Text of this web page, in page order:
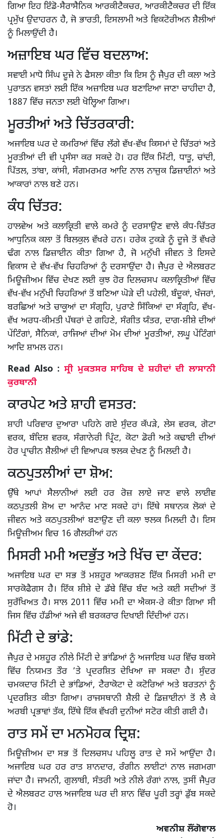
ਗਿਆ ਇਹ ਇੰਡੋ-ਸੈਰਾਸੈਨਿਕ ਆਰਕੀਟੈਕਚਰ, ਆਰਕੀਟੈਕਚਰ ਦੀ ਇੱਕ
ਪ੍ਰਮੁੱਖ ਉਦਾਹਰਨ ਹੈ, ਜੋ ਭਾਰਤੀ, ਇਸਲਾਮੀ ਅਤੇ ਵਿਕਟੋਰੀਅਨ ਸ਼ੈਲੀਆਂ
ਨੂੰ ਮਿਲਾਉਂਦੀ ਹੈ।
ਅਜ਼ਾਇਬ ਘਰ ਵਿੱਚ ਬਦਲਾਅ:
ਸਵਾਈ ਮਾਧੋ ਸਿੰਘ ਦੂਜੇ ਨੇ ਫੈਸਲਾ ਕੀਤਾ ਕਿ ਇਸ ਨੂੰ ਜੈਪੁਰ ਦੀ ਕਲਾ ਅਤੇ
ਪੁਰਾਤਨ ਵਸਤਾਂ ਲਈ ਇੱਕ ਅਜ਼ਾਇਬ ਘਰ ਬਣਾਇਆ ਜਾਣਾ ਚਾਹੀਦਾ ਹੈ,
1887 ਵਿੱਚ ਜਨਤਾ ਲਈ ਖੋਲ੍ਹਿਆ ਗਿਆ।
ਮੂਰਤੀਆਂ ਅਤੇ ਚਿੱਤਰਕਾਰੀ:
ਅਜਾਇਬ ਘਰ ਦੇ ਕਮਰਿਆਂ ਵਿੱਚ ਲੱਗੇ ਵੱਖ-ਵੱਖ ਕਿਸਮਾਂ ਦੇ ਚਿੱਤਰਾਂ ਅਤੇ
ਮੂਰਤੀਆਂ ਦੀ ਵੀ ਪ੍ਰਸੰਸਾ ਕਰ ਸਕਦੇ ਹੋ। ਹਰ ਇੱਕ ਮਿੱਟੀ, ਧਾਤੂ, ਚਾਂਦੀ,
ਪਿੱਤਲ, ਤਾਂਬਾ, ਕਾਂਸੀ, ਸੰਗਮਰਮਰ ਆਦਿ ਨਾਲ ਨਾਜ਼ੁਕ ਡਿਜ਼ਾਈਨਾਂ ਅਤੇ
ਆਕਾਰਾਂ ਨਾਲ ਬਣੇ ਹਨ।
ਕੰਧ ਚਿੱਤਰ:
ਹਾਲਵੇਅ ਅਤੇ ਕਲਾਕ੍ਰਿਤੀ ਵਾਲੇ ਕਮਰੇ ਨੂੰ ਦਰਸਾਉਣ ਵਾਲੇ ਕੰਧ-ਚਿੱਤਰ
ਆਧੁਨਿਕ ਕਲਾ ਤੋਂ ਬਿਲਕੁਲ ਵੱਖਰੇ ਹਨ। ਹਰੇਕ ਟੁਕੜੇ ਨੂੰ ਦੂਜੇ ਤੋਂ ਵੱਖਰੇ
ਢੰਗ ਨਾਲ ਡਿਜ਼ਾਈਨ ਕੀਤਾ ਗਿਆ ਹੈ, ਜੋ ਮਨੁੱਖੀ ਜੀਵਨ ਤੇ ਇਸਦੇ
ਵਿਕਾਸ ਦੇ ਵੱਖ-ਵੱਖ ਚਿਹਰਿਆਂ ਨੂੰ ਦਰਸਾਉਂਦਾ ਹੈ। ਜੈਪੁਰ ਦੇ ਐਲਬਰਟ
ਮਿਊਜ਼ੀਅਮ ਵਿੱਚ ਦੇਖਣ ਲਈ ਕੁਝ ਹੋਰ ਦਿਲਚਸਪ ਕਲਾਕ੍ਰਿਤੀਆਂ ਵਿੱਚ
ਵੱਖ-ਵੱਖ ਮਨੁੱਖੀ ਚਿਹਰਿਆਂ ਤੋਂ ਬਣਿਆ ਘੋੜੇ ਦੀ ਪਹੇਲੀ, ਬੰਦੂਕਾਂ, ਖੰਜਰਾਂ,
ਬਰਛਿਆਂ ਅਤੇ ਚਾਕੂਆਂ ਦਾ ਸੰਗ੍ਰਹਿ, ਪੁਰਾਣੇ ਸਿੱਕਿਆਂ ਦਾ ਸੰਗ੍ਰਹਿ, ਵੱਖ-
ਵੱਖ ਅਰਧ-ਕੀਮਤੀ ਪੱਥਰਾਂ ਦੇ ਗਹਿਣੇ, ਸੰਗੀਤ ਯੰਤਰ, ਦਾਗ-ਸ਼ੀਸ਼ੇ ਦੀਆਂ
ਪੇਂਟਿੰਗਾਂ, ਸੈਨਿਕਾਂ, ਰਾਜਿਆਂ ਦੀਆਂ ਮੋਮ ਦੀਆਂ ਮੂਰਤੀਆਂ, ਲਘੂ ਪੇਂਟਿੰਗਾਂ
ਆਦਿ ਸ਼ਾਮਲ ਹਨ।
Read Also : ਸ੍ਰੀ ਮੁਕਤਸਰ ਸਾਹਿਬ ਦੇ ਸ਼ਹੀਦਾਂ ਦੀ ਲਾਸਾਨੀ
ਕੁਰਬਾਨੀ
ਕਾਰਪੇਟ ਅਤੇ ਸ਼ਾਹੀ ਵਸਤਰ:
ਸ਼ਾਹੀ ਪਰਿਵਾਰ ਦੁਆਰਾ ਪਹਿਨੇ ਗਏ ਸੁੰਦਰ ਕੱਪੜੇ, ਲੇਸ ਵਰਕ, ਗੋਟਾ
ਵਰਕ, ਬੰਦਿਸ਼ ਵਰਕ, ਸੰਗਾਨੇਰੀ ਪ੍ਰਿੰਟ, ਕੋਟਾ ਡੋਰੀ ਅਤੇ ਕਢਾਈ ਦੀਆਂ
ਹੋਰ ਪ੍ਰਾਚੀਨ ਸ਼ੈਲੀਆਂ ਦੀ ਵਿਆਪਕ ਝਲਕ ਦੇਖਣ ਨੂੰ ਮਿਲਦੀ ਹੈ।
ਕਠਪੁਤਲੀਆਂ ਦਾ ਸ਼ੋਅ:
ਉੱਥੇ ਆਪਾਂ ਸੈਲਾਨੀਆਂ ਲਈ ਹਰ ਰੋਜ਼ ਲਾਏ ਜਾਣ ਵਾਲੇ ਲਾਈਵ
ਕਠਪੁਤਲੀ ਸ਼ੋਅ ਦਾ ਆਨੰਦ ਮਾਣ ਸਕਦੇ ਹਾਂ। ਇੱਥੇ ਸਥਾਨਕ ਲੋਕਾਂ ਦੇ
ਜੀਵਨ ਅਤੇ ਕਠਪੁਤਲੀਆਂ ਬਣਾਉਣ ਦੀ ਕਲਾ ਝਲਕ ਮਿਲਦੀ ਹੈ। ਇਸ
ਮਿਊਜ਼ੀਅਮ ਵਿਚ 16 ਗੈਲਰੀਆਂ ਹਨ
ਮਿਸਰੀ ਮਮੀ ਅਦਭੁੱਤ ਅਤੇ ਖਿੱਚ ਦਾ ਕੇਂਦਰ:
ਅਜਾਇਬ ਘਰ ਦਾ ਸਭ ਤੋਂ ਮਸ਼ਹੂਰ ਆਕਰਸ਼ਣ ਇੱਕ ਮਿਸਰੀ ਮਮੀ ਦਾ
ਸਾਰਕੋਫੈਗਸ ਹੈ। ਇੱਕ ਸ਼ੀਸ਼ੇ ਦੇ ਡੱਬੇ ਵਿੱਚ ਬੰਦ ਅਤੇ ਕਈ ਸਦੀਆਂ ਤੋਂ
ਸੁਰੱਖਿਅਤ ਹੈ। ਸਾਲ 2011 ਵਿੱਚ ਮਮੀ ਦਾ ਐਕਸ-ਰੇ ਕੀਤਾ ਗਿਆ ਸੀ
ਜਿਸ ਵਿੱਚ ਹੱਡੀਆਂ ਅਜੇ ਵੀ ਬਰਕਰਾਰ ਦਿਖਾਈ ਦਿੰਦੀਆਂ ਹਨ।
ਮਿੱਟੀ ਦੇ ਭਾਂਡੇ:
ਜੈਪੁਰ ਦੇ ਮਸ਼ਹੂਰ ਨੀਲੇ ਮਿੱਟੀ ਦੇ ਭਾਂਡਿਆਂ ਨੂੰ ਅਜਾਇਬ ਘਰ ਵਿੱਚ ਬਕਸੇ
ਵਿੱਚ ਨਿਯਮਤ ਤੌਰ ’ਤੇ ਪ੍ਰਦਰਸ਼ਿਤ ਦੇਖਿਆ ਜਾ ਸਕਦਾ ਹੈ। ਸੁੰਦਰ
ਚਮਕਦਾਰ ਮਿੱਟੀ ਦੇ ਭਾਂਡਿਆਂ, ਟੈਰਾਕੋਟਾ ਦੇ ਕਟੋਰਿਆਂ ਅਤੇ ਬਰਤਨਾਂ ਨੂੰ
ਪ੍ਰਦਰਸ਼ਿਤ ਕੀਤਾ ਗਿਆ। ਰਾਜਸਥਾਨੀ ਸ਼ੈਲੀ ਦੇ ਡਿਜ਼ਾਈਨਾਂ ਤੋਂ ਲੈ ਕੇ
ਅਰਬੀ ਪ੍ਰਭਾਵਾਂ ਤੱਕ, ਇੱਥੇ ਇੱਕ ਵੱਖਰੀ ਦੁਨੀਆਂ ਸਟੋਰ ਕੀਤੀ ਗਈ ਹੈ।
ਰਾਤ ਸਮੇਂ ਦਾ ਮਨਮੋਹਕ ਦ੍ਰਿਸ਼:
ਮਿਊਜ਼ੀਅਮ ਦਾ ਸਭ ਤੋਂ ਦਿਲਚਸਪ ਪਹਿਲੂ ਰਾਤ ਦੇ ਸਮੇਂ ਆਉਂਦਾ ਹੈ।
ਅਜਾਇਬ ਘਰ ਹਰ ਰਾਤ ਸ਼ਾਨਦਾਰ, ਰੰਗੀਨ ਲਾਈਟਾਂ ਨਾਲ ਜਗਮਗਾ
ਜਾਂਦਾ ਹੈ। ਜਾਮਨੀ, ਗੁਲਾਬੀ, ਸੰਤਰੀ ਅਤੇ ਨੀਲੇ ਰੰਗਾਂ ਨਾਲ, ਤੁਸੀਂ ਜੈਪੁਰ
ਦੇ ਐਲਬਰਟ ਹਾਲ ਅਜਾਇਬ ਘਰ ਦੀ ਸ਼ਾਨ ਵਿੱਚ ਪੂਰੀ ਤਰ੍ਹਾਂ ਡੁੱਬ ਸਕਦੇ
ਹੋ।
ਅਵਨੀਸ਼ ਲੌਂਗੋਵਾਲ